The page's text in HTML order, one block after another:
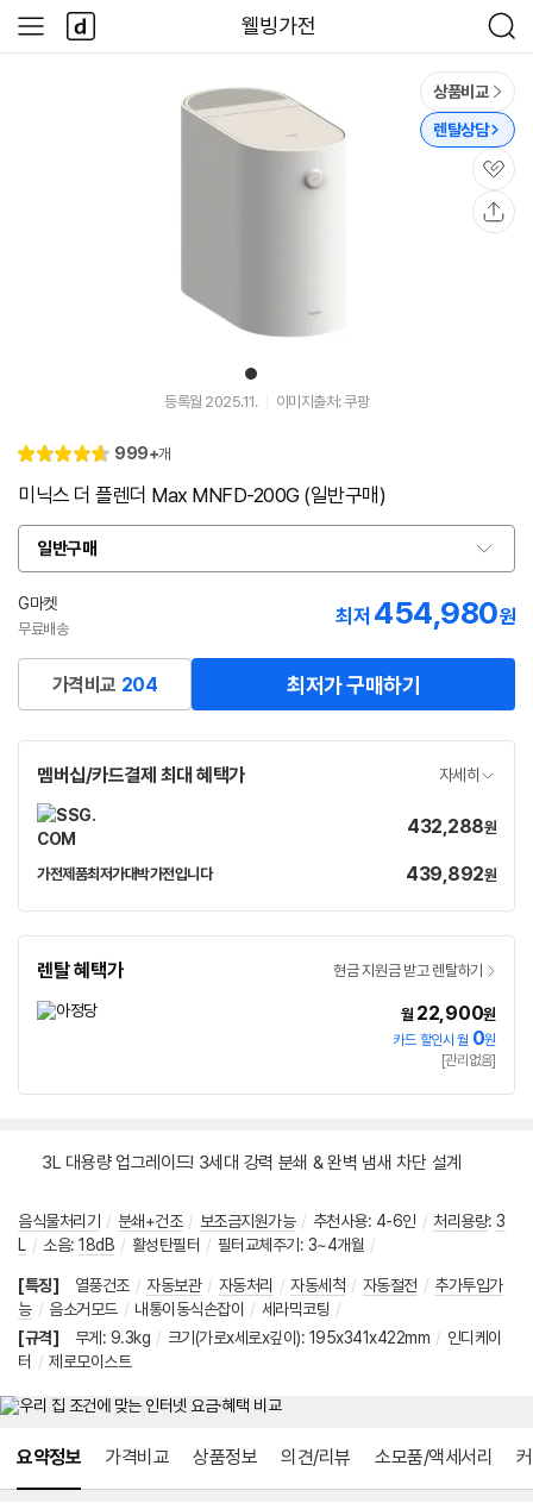
웰빙가전
검
색
사
이
다
나
와
1
튜
상품비교
렌탈상담
관
심
등록월 2025.11. 이미지출처: 쿠팡
별
4.
리
999+개
미닉스 더 플렌더 Max MNFD-200G (일반구매)
일반구매
옵
션
선
택
G마켓
무료배송
최저 454,980원
가격비교 204 최저가 구매하기
멤버십/카드결제 최대 혜택가 자세히
가
432,288원
가전제품최저가대박가전입니다네
가
439,892원
렌탈 혜택가 현금 지원금 받고 렌탈하기
월 22,900원
카드 할인시 월 0원
[관리없음]
3L 대용량 업그레이드! 3세대 강력 분쇄 & 완벽 냄새 차단 설계
음식물처리기 / 분쇄+건조 / 보조금지원가능 / 추천사용: 4-6인 / 처리용량: 3
L / 소음: 18dB / 활성탄필터 / 필터교체주기 : 3~4개월 /
[특징] 열풍건조 / 자동보관 / 자동처리 / 자동세척 / 자동절전 / 추가투입가
능 / 음소거모드 / 내통이동식손잡이 / 세라믹코팅 /
[규격]
무게 : 9.3kg / 크기(가로x세로x깊이): 195x341x422mm / 인디케이
터 / 제로모이스트
요약정보 가격비교 상품정보 의견/리뷰 소모품/액세서리